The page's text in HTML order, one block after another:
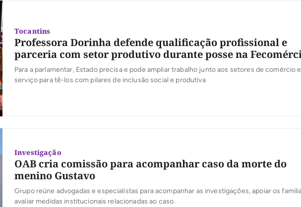
Tocantins
Professora Dorinha defende qualificação profissional e
parceria com setor produtivo durante posse na
Para a parlamentar, Estado precisa e pode ampliar trabalho junto aos setores de comércio e
serviço para tê-los com pilares de inclusão social e produtiva
Investigação
OAB cria comissão para acompanhar caso da morte do
menino Gustavo
Grupo reúne advogadas e especialistas para acompanhar as investigações, apoiar os
avaliar medidas institucionais relacionadas ao caso.